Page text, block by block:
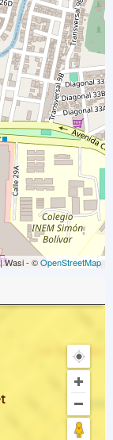
Wasi - ©OpenStreetMap